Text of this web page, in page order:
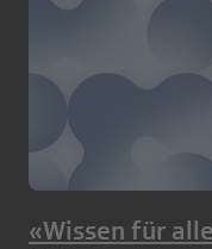
«Wissen für